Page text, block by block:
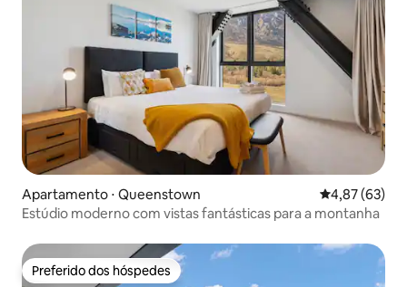
Apartamento ⋅ Queenstown 4,87 de uma
4,87 (63)
Estúdio moderno com vistas fantásticas para a montanha
Preferido dos hóspedes
Preferido dos hóspedes